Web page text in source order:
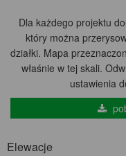
Dla każdego projektu
który można
działki. Mapa
właśnie w tej skali.
ustawienia
Elewacje